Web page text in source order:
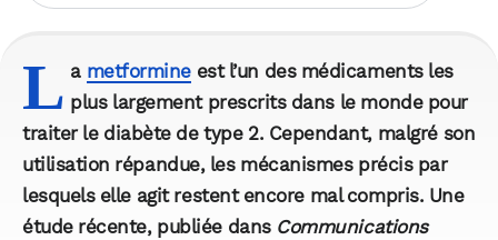
L a metformineest l’un des médicaments les
plus largement prescrits dans le monde pour
traiter le diabète de type 2. Cependant, malgré son
utilisation répandue, les mécanismes précis par
lesquels elle agit restent encore mal compris. Une
étude récente, publiée dans Communications